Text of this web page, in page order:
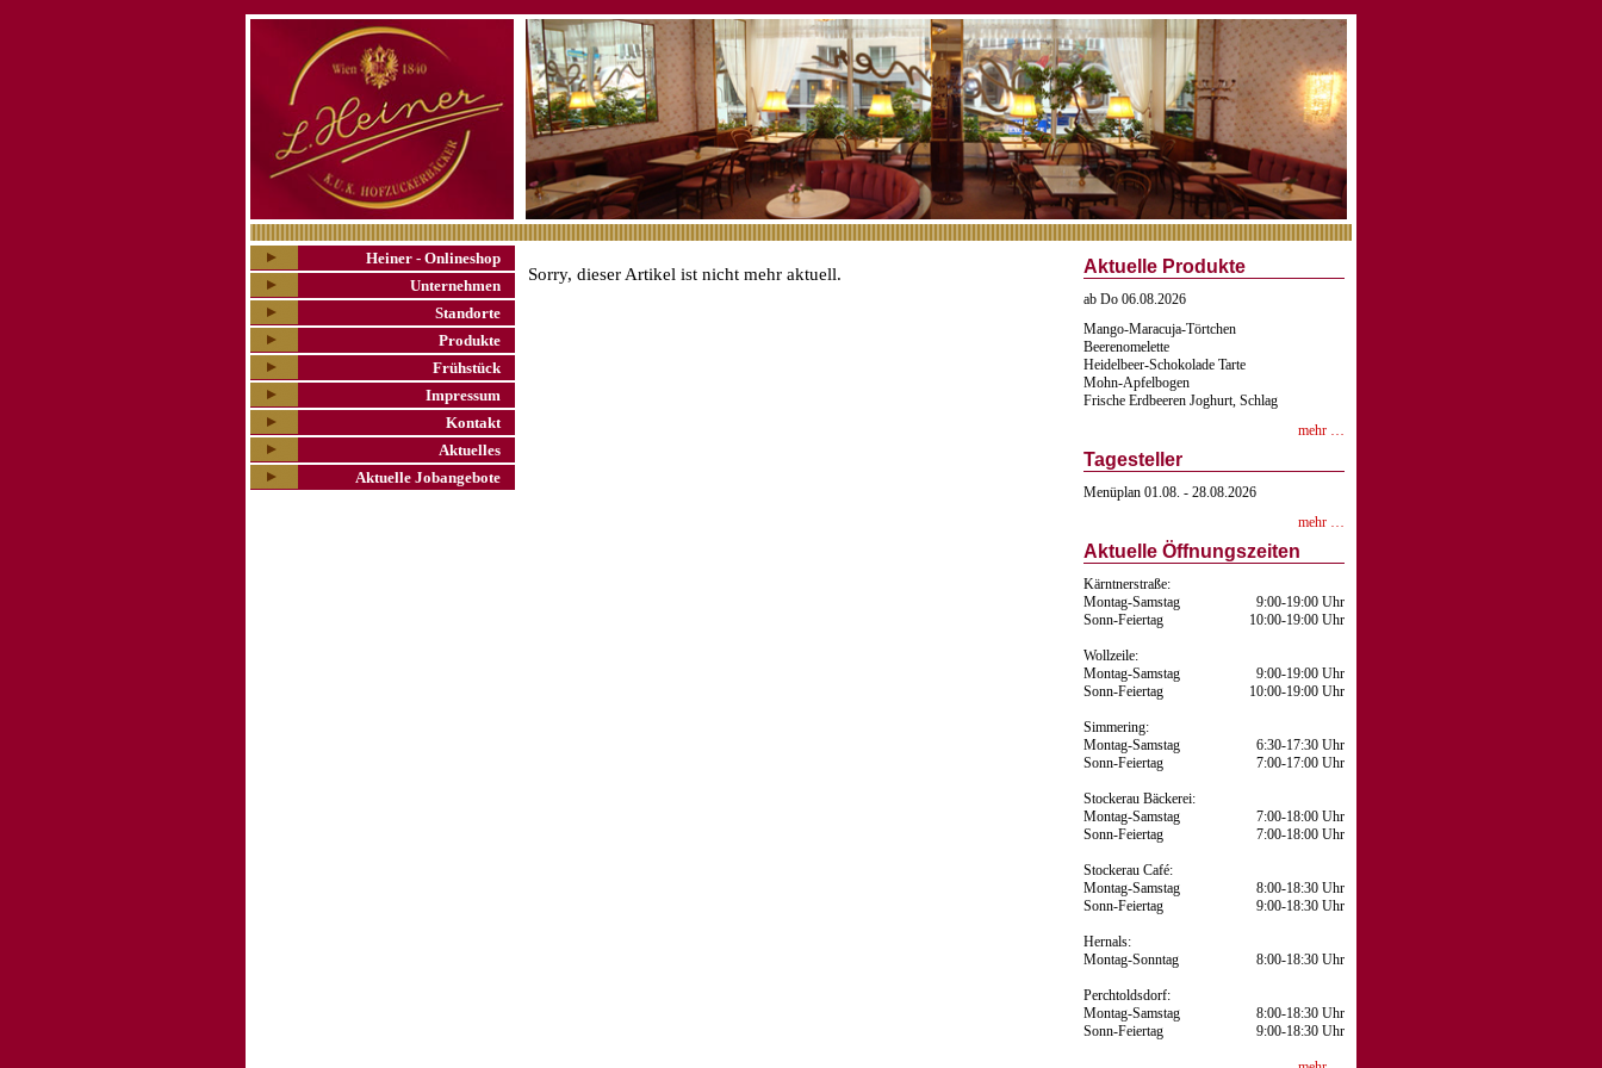
Heiner - Onlineshop
Unternehmen
Standorte
Produkte
Frühstück
Impressum
Kontakt
Aktuelles
Aktuelle Jobangebote
Sorry, dieser Artikel ist nicht mehr aktuell. Aktuelle Produkte
ab Do 06.08.2026
Mango-Maracuja-Törtchen
Beerenomelette
Heidelbeer-Schokolade Tarte
Mohn-Apfelbogen
Frische Erdbeeren Joghurt, Schlag
mehr …
Tagesteller
Menüplan 01.08. - 28.08.2026
mehr …
Aktuelle Öffnungszeiten
Kärntnerstraße:
Montag-Samstag
Sonn-Feiertag
9:00-19:00 Uhr
10:00-19:00 Uhr
Wollzeile:
Montag-Samstag
Sonn-Feiertag
9:00-19:00 Uhr
10:00-19:00 Uhr
Simmering:
Montag-Samstag
Sonn-Feiertag
6:30-17:30 Uhr
7:00-17:00 Uhr
Stockerau Bäckerei:
Montag-Samstag
7:00-18:00 Uhr
Sonn-Feiertag
7:00-18:00 Uhr
Stockerau Café:
Montag-Samstag
Sonn-Feiertag
8:00-18:30 Uhr
9:00-18:30 Uhr
Hernals:
Montag-Sonntag
8:00-18:30 Uhr
Perchtoldsdorf:
Montag-Samstag
Sonn-Feiertag
8:00-18:30 Uhr
9:00-18:30 Uhr